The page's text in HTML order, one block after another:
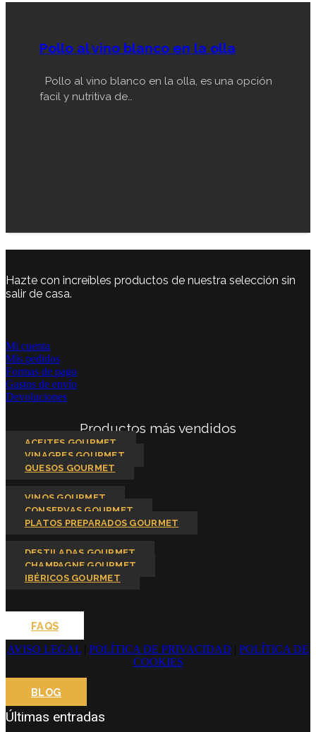
Pollo al vino blanco en la olla
Pollo al vino blanco en la olla, es una opción
facil y nutritiva de…
Hazte con increíbles productos de nuestra selección sin
salir de casa.
Mi cuenta
Mis pedidos
Formas de pago
Gastos de envío
Devoluciones
Productos más vendidos
ACEITES GOURMET
VINAGRES GOURMET
QUESOS GOURMET
VINOS GOURMET
CONSERVAS GOURMET
PLATOS PREPARADOS GOURMET
DESTILADAS GOURMET
CHAMPAGNE GOURMET
IBÉRICOS GOURMET
FAQS
AVISO LEGAL
POLÍTICA DE PRIVACIDAD
POLÍTICA DE
COOKIES
BLOG
Últimas entradas